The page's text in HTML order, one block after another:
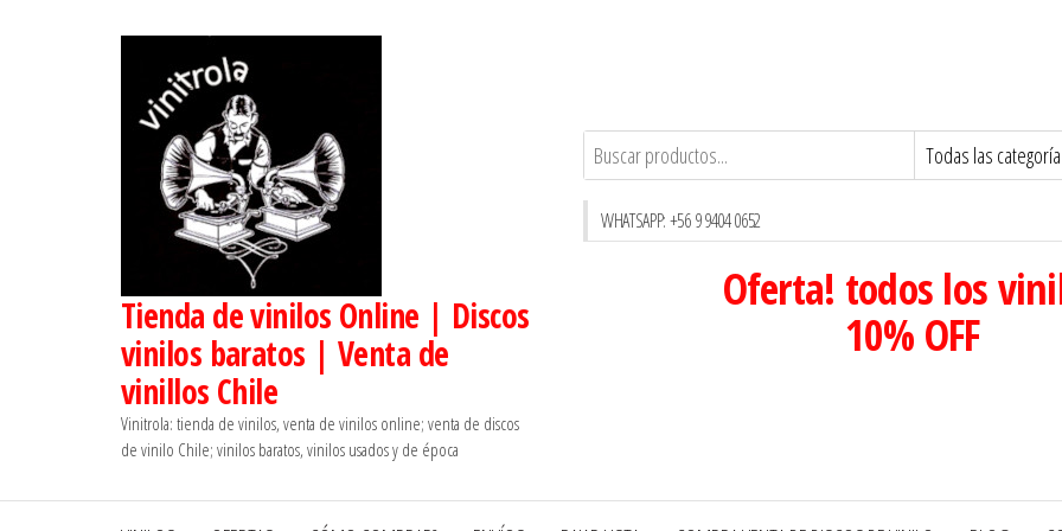
Tienda de vinilos Online | Discos
vinilos baratos | Venta de
vinillos Chile
Vinitrola: tienda de vinilos, venta de vinilos online; venta de discos
de vinilo Chile; vinilos baratos, vinilos usados y de época
WHATSAPP: +56 9 9404 0652
Oferta! todos los
10% OFF